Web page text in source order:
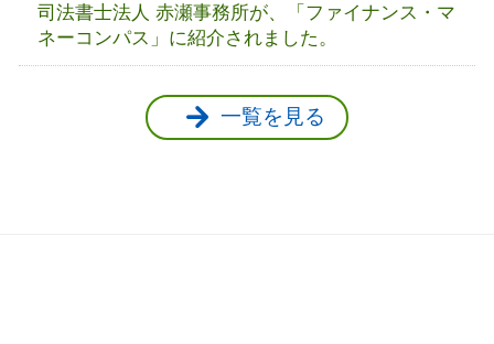
司法書士法人 赤瀬事務所が、「ファイナンス・マ
ネーコンパス」に紹介されました。
一覧を見る